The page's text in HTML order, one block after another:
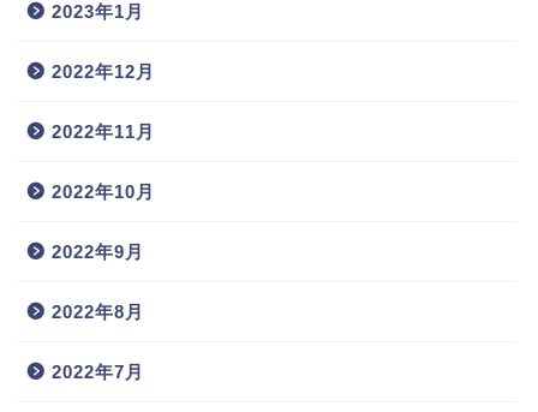
2023年1月
2022年12月
2022年11月
2022年10月
2022年9月
2022年8月
2022年7月